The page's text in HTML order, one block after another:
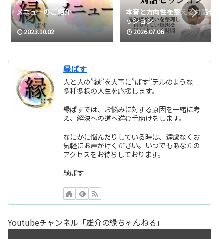
メニューのご紹介
2023.10.02
本音と方向性を整える対話セ
ッション
2026.07.06
縁ぱす
人と人の”縁”を大事に”ぱす”テルのような
多種多様の人生を応援します。
縁ぱすでは、お悩みに対する原因を一緒に考
え、解決への道へ進む手助けをします。
なにかに悩んだりしている時は、遠慮なくお
気軽にお声がけください。いつでもあなたの
アクセスをお待ちしております。
縁ぱす
Youtubeチャンネル「雄介の縁ちゃんねる」